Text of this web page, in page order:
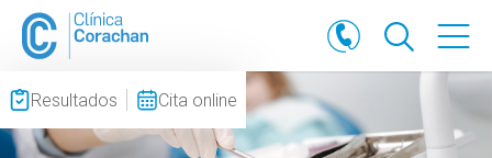
Resultados Cita online